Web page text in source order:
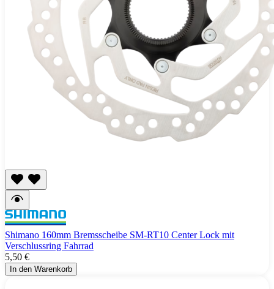
Shimano 160mm Bremsscheibe SM-RT10 Center Lock mit
Verschlussring Fahrrad
5,50 €
In den Warenkorb